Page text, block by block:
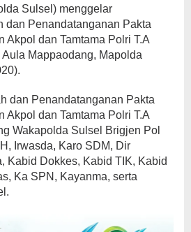
Sulsel) menggelar
dan Penandatanganan Pakta
Akpol dan Tamtama Polri T.A
Mappaodang, Mapolda
dan Penandatanganan Pakta
Akpol dan Tamtama Polri T.A
Wakapolda Sulsel Brigjen Pol
Irwasda, Karo SDM, Dir
Kabid Dokkes, Kabid TIK, Kabid
Ka SPN, Kayanma, serta